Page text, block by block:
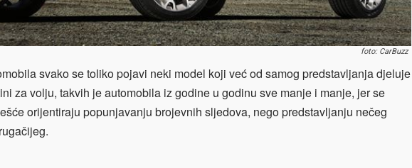
foto: CarBuzz
svako se toliko pojavi neki model koji već od samog predstavljanja djeluje
za volju, takvih je automobila iz godine u godinu sve manje i manje, jer se
orijentiraju popunjavanju brojevnih sljedova, nego predstavljanju nečeg